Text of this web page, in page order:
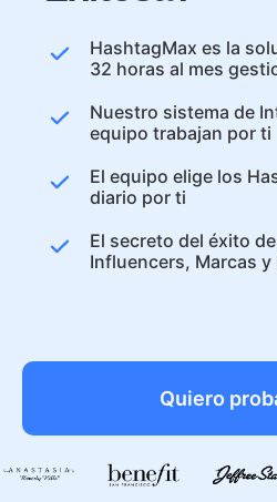
HashtagMax es la
32 horas al mes
Nuestro sistema de
equipo trabajan por ti
El equipo elige los
diario por ti
El secreto del éxito
Influencers, Marcas
Quiero